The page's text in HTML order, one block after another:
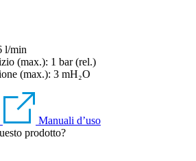
l/min
(max.): 1 bar (rel.)
(max.): 3 mH₂O
Manuali d’uso
prodotto?